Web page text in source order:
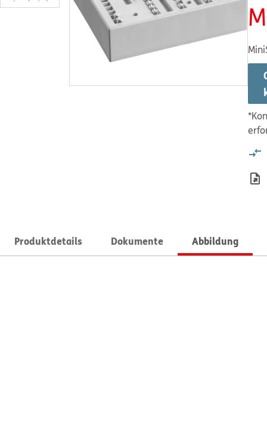
Produktdetails Dokumente Abbildung